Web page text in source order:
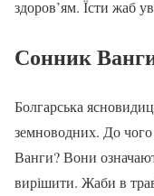
здоров’ям. Їсти жаб
Сонник
Болгарська
земноводних. До
Ванги? Вони
вирішити. Жаби в